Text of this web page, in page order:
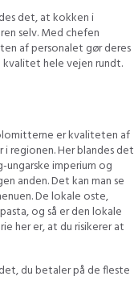
det, at kokken i
selv. Med chefen
af personalet gør deres
hele vejen rundt.
er kvaliteten af
regionen. Her blandes det
imperium og
anden. Det kan man se
De lokale oste,
og så er den lokale
her er, at du risikerer at
du betaler på de fleste